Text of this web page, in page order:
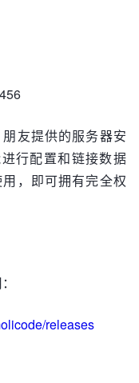
友提供的服务器安
行配置和链接数据
，即可拥有完全权
releases